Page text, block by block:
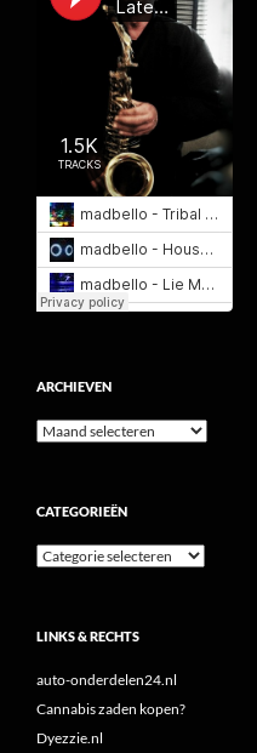
ARCHIEVEN
Archieven
CATEGORIEËN
Categorieën
LINKS & RECHTS
auto-onderdelen24.nl
Cannabis zaden kopen?
Dyezzie.nl